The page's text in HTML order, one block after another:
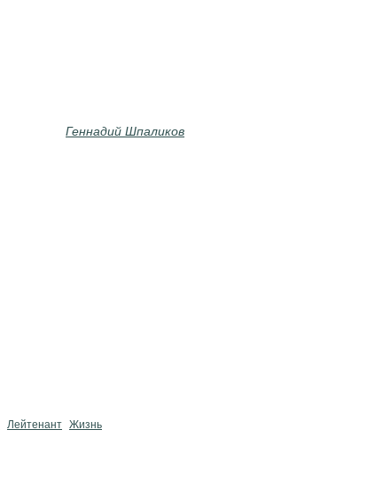
Геннадий Шпаликов
Лейтенант Жизнь